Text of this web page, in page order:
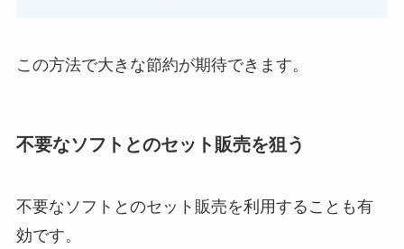
この方法で大きな節約が期待できます。
不要なソフトとのセット販売を狙う
不要なソフトとのセット販売を利用することも有
効です。